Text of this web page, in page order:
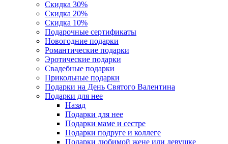
Скидка 30%
Скидка 20%
Скидка 10%
Подарочные сертификаты
Новогодние подарки
Романтические подарки
Эротические подарки
Свадебные подарки
Прикольные подарки
Подарки на День Святого Валентина
Подарки для нее
Назад
Подарки для нее
Подарки маме и сестре
Подарки подруге и коллеге
Подарки любимой жене или девушке